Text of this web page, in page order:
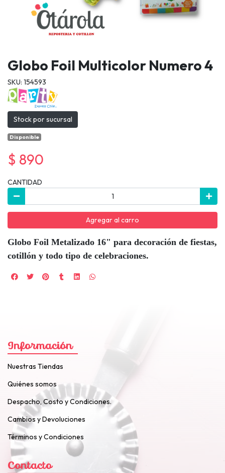
Globo Foil Multicolor Numero 4
SKU: 154593
Stock por sucursal
Disponible
$ 890
CANTIDAD
Agregar al carro
Globo Foil Metalizado 16" para decoración de fiestas,
cotillón y todo tipo de celebraciones.
Información
Nuestras Tiendas
Quiénes somos
Despacho, Costo y Condiciones.
Cambios y Devoluciones
Términos y Condiciones
Contacto